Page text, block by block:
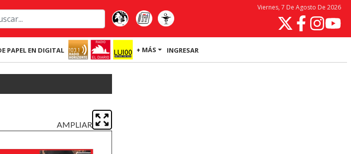
Viernes, 7 De Agosto De 2026
PAPEL EN DIGITAL + MÁS INGRESAR
AMPLIAR